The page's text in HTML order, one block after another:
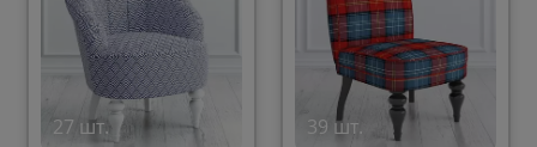
27 шт. 39 шт.